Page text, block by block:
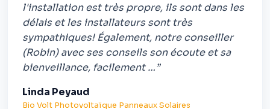
l'installation est très propre, ils sont dans les
délais et les installateurs sont très
sympathiques! Également, notre conseiller
(Robin) avec ses conseils son écoute et sa
bienveillance, facilement …”
Linda Peyaud
Bio Volt Photovoltaïque Panneaux Solaires